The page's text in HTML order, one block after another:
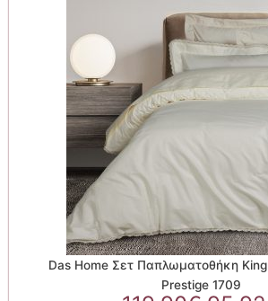
Das Home Σετ Παπλωματοθήκη
Prestige 1709